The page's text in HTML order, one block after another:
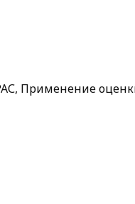
Применение